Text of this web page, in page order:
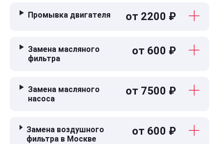
Промывка двигателя от 2200 ₽
Замена масляного
фильтра
от 600 ₽
Замена масляного
насоса
от 7500 ₽
Замена воздушного
фильтра в Москве
от 600 ₽